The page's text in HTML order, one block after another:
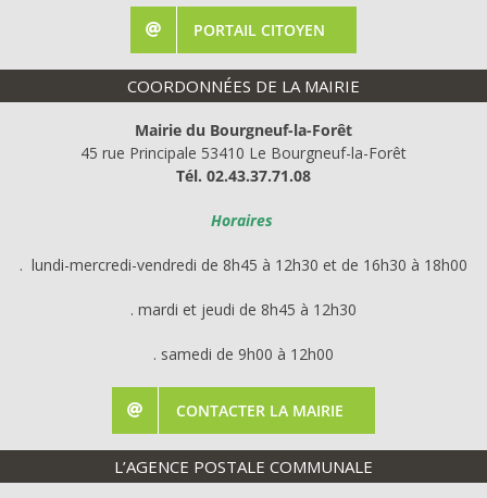
PORTAIL CITOYEN
COORDONNÉES DE LA MAIRIE
Mairie du Bourgneuf-la-Forêt
45 rue Principale 53410 Le Bourgneuf-la-Forêt
Tél. 02.43.37.71.08
Horaires
. lundi-mercredi-vendredi de 8h45 à 12h30 et de 16h30 à 18h00
. mardi et jeudi de 8h45 à 12h30
. samedi de 9h00 à 12h00
CONTACTER LA MAIRIE
L’AGENCE POSTALE COMMUNALE